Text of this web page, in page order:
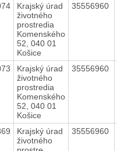
Krajský úrad
životného
prostredia
Komenského
52, 040 01
Košice
35556960
Krajský úrad
životného
prostredia
Komenského
52, 040 01
Košice
35556960
Krajský úrad
životného
35556960